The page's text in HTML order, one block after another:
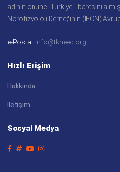
adının önüne “Türkiye” ibaresini
Nörofizyoloji Derneğinin (IFCN)
e-Posta : info@tkneed.org
Hızlı Erişim
Hakkında
İletişim
Sosyal Medya